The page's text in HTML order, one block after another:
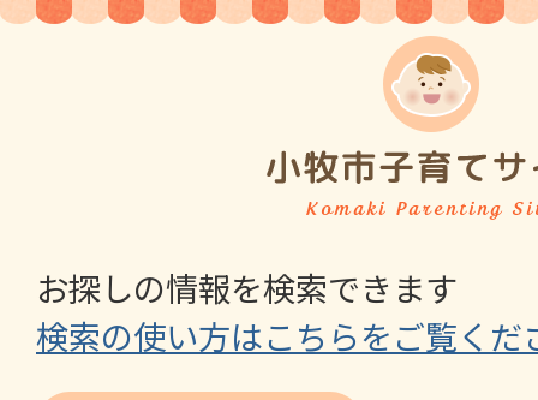
お探しの情報を検索できます
検索の使い方はこちらをご覧くだ